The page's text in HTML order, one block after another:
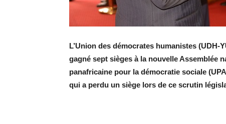
L’Union des démocrates humanistes
gagné sept sièges à la nouvelle Assemblée
panafricaine pour la démocratie sociale
qui a perdu un siège lors de ce scrutin